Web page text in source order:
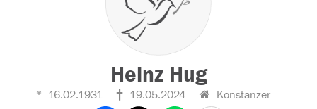
Heinz Hug
16.02.1931 19.05.2024 Konstanzer